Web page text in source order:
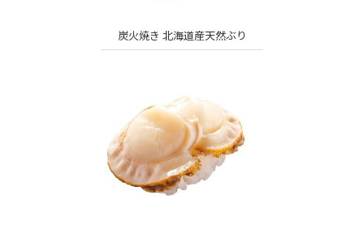
炭火焼き 北海道産天然ぶり